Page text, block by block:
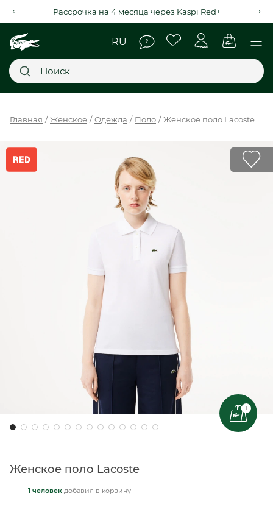
Рассрочка на 4 месяца через Kaspi Red+
НОВИНКИ
SALE
Главная Женское Одежда Поло Женское поло Lacoste
+
Женское поло Lacoste
1 человек добавил в корзину